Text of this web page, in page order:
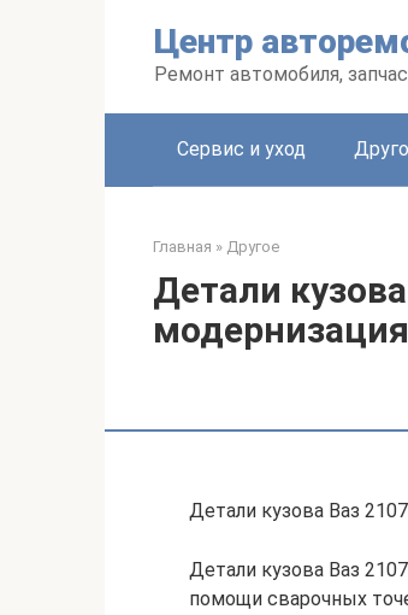
Центр
Ремонт автомобиля,
Сервис и уход
Главная » Другое
Детали
Детали кузова Ваз 2107
Детали кузова Ваз
помощи сварочных